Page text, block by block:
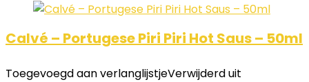
Calvé – Portugese Piri Piri Hot Saus – 50ml
Toegevoegd aan verlanglijstjeVerwijderd uit